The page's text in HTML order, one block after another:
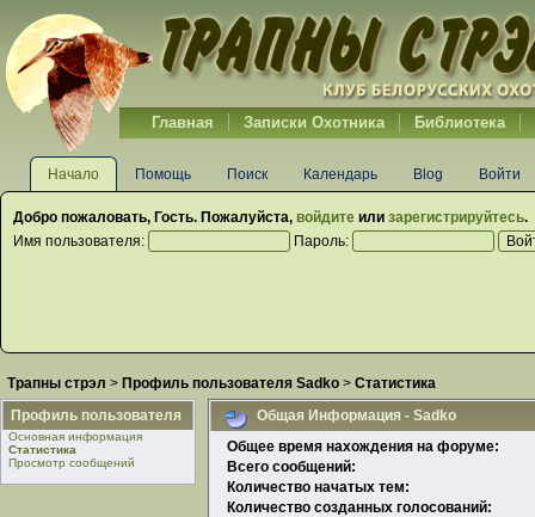
Главная Записки Охотника Библиотека
Начало Помощь Поиск Календарь Blog Войти
Добро пожаловать, Гость. Пожалуйста, войдите или зарегистрируйтесь.
Имя пользователя:
Пароль:
Трапны стрэл > Профиль пользователя Sadko > Статистика
Профиль пользователя
Основная информация
Статистика
Просмотр сообщений
Общая Информация - Sadko
Общее время нахождения на форуме:
Всего сообщений:
Количество начатых тем:
Количество созданных голосований: